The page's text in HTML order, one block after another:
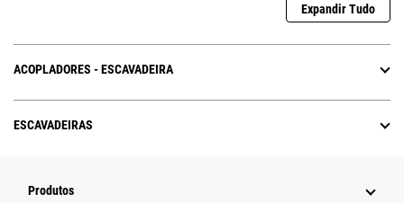
Expandir Tudo
ACOPLADORES - ESCAVADEIRA
ESCAVADEIRAS
Produtos